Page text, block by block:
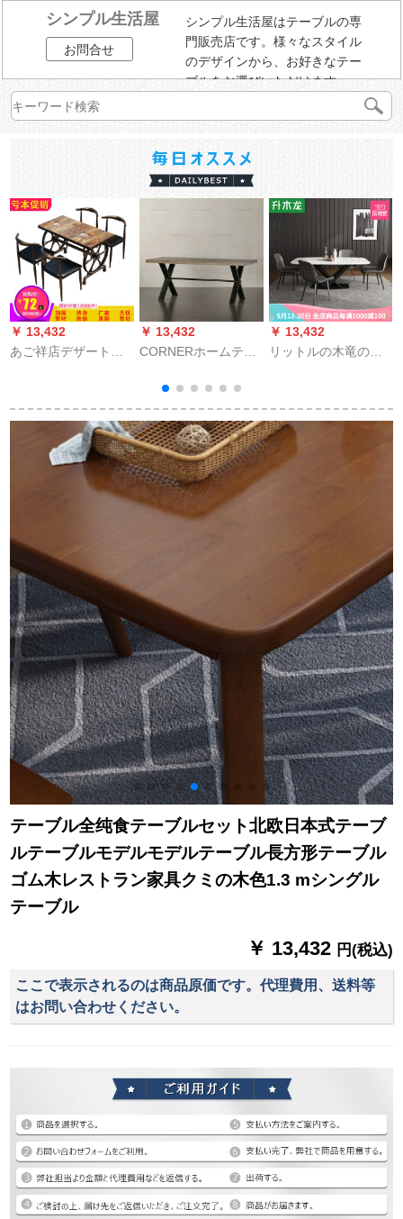
シンプル生活屋
お問合せ
シンプル生活屋はテーブルの専
門販売店です。様々なスタイル
のデザインから、お好きなテー
ブルをお選びいただけます。
￥ 13,432
あご祥店デザートミ
レストランのファー
ストフードのテーブ
ルと椅子の復古的な
鉄芸牛角椅子のコー
ヒーショップのテー
のテーブルの4つの椅
子
￥ 13,432
CORNERホームテー
原木テーブルセメン
トテーブル工業風軽
奢モダシンプ140
cm*80 cm*78 cm
￥ 13,432
リットルの木竜の食
理石の台のお茶の何
テレビのテーブルと
スーツの後でモダシ
1.4*0.8メートルの食
テーブル全纯食テーブルセット北欧日本式テーブ
ルテーブルモデルモデルテーブル長方形テーブル
ゴム木レストラン家具クミの木色1.3 mシングル
テーブル
￥ 13,432 円(税込)
ここで表示されるのは商品原価です。代理費用、送料等
はお問い合わせください。